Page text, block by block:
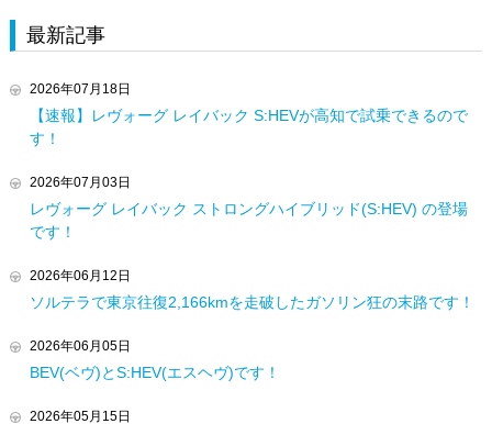
最新記事
2026年07月18日
【速報】レヴォーグ レイバック S:HEVが高知で試乗できるので
す！
2026年07月03日
レヴォーグ レイバック ストロングハイブリッド(S:HEV) の登場
です！
2026年06月12日
ソルテラで東京往復2,166kmを走破したガソリン狂の末路です！
2026年06月05日
BEV(ベヴ)とS:HEV(エスヘヴ)です！
2026年05月15日